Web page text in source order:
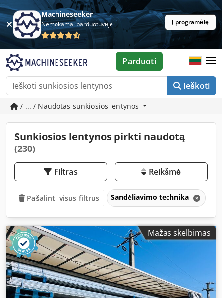
Machineseeker
Nemokamai parduotuvėje Į programėlę
Ieškoti
Parduoti
/ ... / Naudotas sunkiosios lentynos
Sunkiosios lentynos pirkti naudotą
(230)
Filtras Reikšmė
Pašalinti visus filtrus Sandėliavimo technika
Mažas skelbimas